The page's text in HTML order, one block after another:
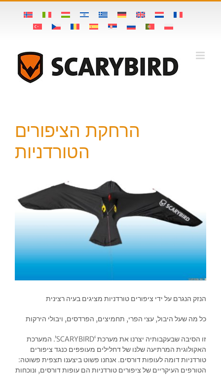
Skip
הרחקת הציפורים
הטורדניות
הנזק הנגרם על ידי ציפורים טורדניות מציגים בעיה רצינית
כל מה שעל היבול, עצי הפרי, תחמיצים, הפרדסים, ויבולי הירקות
זו הסיבה שבעקבותיה יצרנו את מערכת ‘SCARYBIRD’. המערכת
האקולוגית המרתיעה שלנו של דחלילים מעופפים כנגד ציפורים
טורדניות דומה לעופות דורסים. אנחנו פשוט ביצענו תצפית פשוטה:
הטורפים העיקריים של ציפורים טורדניות הם עופות דורסים, ונוכחות